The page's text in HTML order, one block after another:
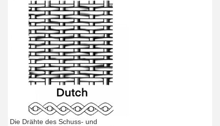
Die Drähte des Schuss- und